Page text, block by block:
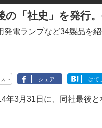
の「社史」を発行
発電ランプなど34製品を
ト シェア はて
年3月31日に、同社最後と